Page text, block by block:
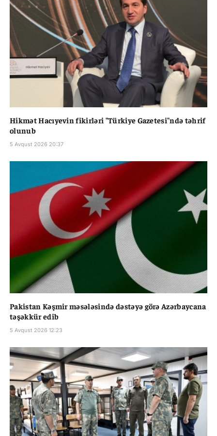
Hikmət Hacıyevin fikirləri "Türkiye Gazetesi"ndə təhrif
olunub
5 Avqust 2026 20:37
Pakistan Kəşmir məsələsində dəstəyə görə Azərbaycana
təşəkkür edib
5 Avqust 2026 12:23